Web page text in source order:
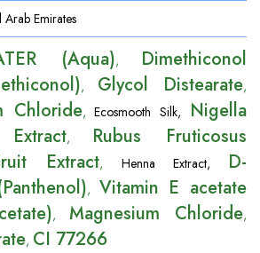
Arab Emirates
(Aqua), Dimethiconol
, Glycol Distearate,
Chloride,Ecosmooth Silk, Nigella
, Rubus Fruticosus
Extract, Henna Extract, D-
, Vitamin E acetate
, Magnesium Chloride,
, CI 77266